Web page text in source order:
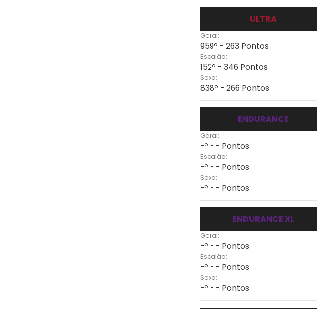
ULTRA
Geral:
959º - 263 Pontos
Escalão:
152º - 346 Pontos
Sexo:
838º - 266 Pontos
ENDURANCE
Geral:
-º - - Pontos
Escalão:
-º - - Pontos
Sexo:
-º - - Pontos
ENDURANCE XL
Geral:
-º - - Pontos
Escalão:
-º - - Pontos
Sexo:
-º - - Pontos